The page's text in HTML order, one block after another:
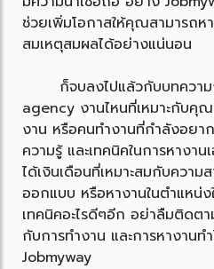
ช่วยเพิ่มโอกาสให้คุณสามารถห
สมเหตุสมผลได้อย่างแน่นอน
ก็จบลงไปแล้วกับบทความ
agency งานไหนที่เหมาะกับคุ
งาน หรือคนทำงานที่กำลังอยา
ความรู้ และเทคนิคในการหางาน
ได้เงินเดือนที่เหมาะสมกับควา
ออกแบบ หรือหางานในตำแหน่ง
เทคนิคอะไรดีๆอีก อย่าลืมติดตา
กับการทำงาน และการหางานท
Jobmyway